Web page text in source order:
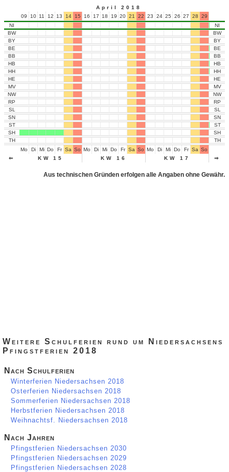
April 2018
09
10 11 12 13 14 15 16 17 18 19 20 21 22 23 24 25 26 27 28 29
Mo Di Mi Do Fr Sa So Mo Di Mi Do Fr Sa So Mo Di Mi Do Fr Sa So
KW 15
KW 16 KW 17
NI
BW
BY
BE
BB
HB
HH
HE
MV
NW
RP
SL
SN
ST
SH
TH
⇐
NI
BW
BY
BE
BB
HB
HH
HE
MV
NW
RP
SL
SN
ST
SH
TH
⇒
Aus technischen Gründen erfolgen alle Angaben ohne Gewähr.
Weitere Schulferien rund um Niedersachsens
Pfingstferien 2018
Nach Schulferien
Winterferien Niedersachsen 2018
Osterferien Niedersachsen 2018
Sommerferien Niedersachsen 2018
Herbstferien Niedersachsen 2018
Weihnachtsf. Niedersachsen 2018
Nach Jahren
Pfingstferien Niedersachsen 2030
Pfingstferien Niedersachsen 2029
Pfingstferien Niedersachsen 2028